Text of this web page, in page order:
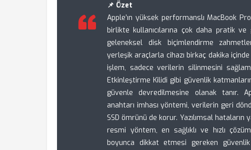
📌 Özet
Apple’ın yüksek performanslı MacBook
birlikte kullanıcılarına çok daha pratik
geleneksel disk biçimlendirme
yerleşik araçlarla cihazı birkaç dakika
işlem, sadece verilerin silinmesini
Etkinleştirme Kilidi gibi güvenlik
güvenle devredilmesine olanak tanır.
anahtarı imhası yöntemi, verilerin geri
SSD ömrünü de korur. Yazılımsal hataların
resmi yöntem, en sağlıklı ve hızlı
boyunca dikkat etmesi gereken